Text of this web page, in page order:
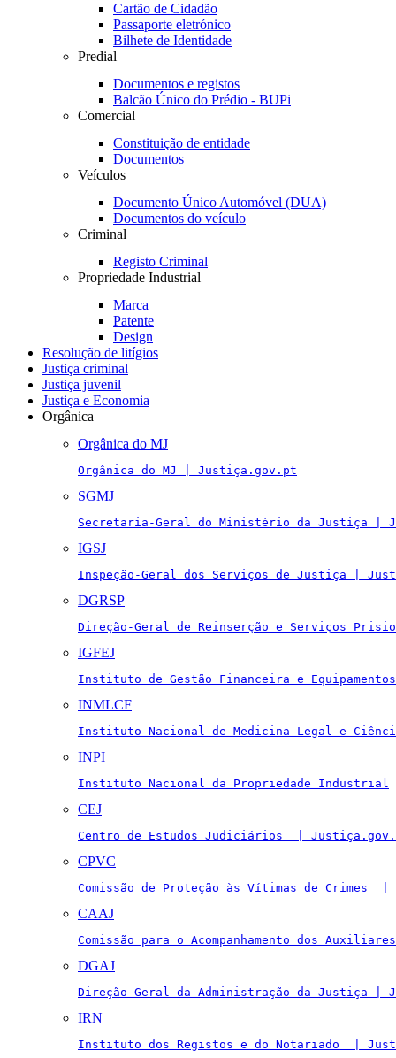
Cartão de Cidadão
Passaporte eletrónico
Bilhete de Identidade
Predial
Documentos e registos
Balcão Único do Prédio - BUPi
Comercial
Constituição de entidade
Documentos
Veículos
Documento Único Automóvel (DUA)
Documentos do veículo
Criminal
Registo Criminal
Propriedade Industrial
Marca
Patente
Design
Resolução de litígios
Justiça criminal
Justiça juvenil
Justiça e Economia
Orgânica
Orgânica do MJ
Orgânica do MJ | Justiça.gov.pt
SGMJ
Secretaria-Geral do Ministério da Justiça |
IGSJ
Inspeção-Geral dos Serviços de Justiça |
DGRSP
Direção-Geral de Reinserção e Serviços
IGFEJ
Instituto de Gestão Financeira e
INMLCF
Instituto Nacional de Medicina Legal e
INPI
Instituto Nacional da Propriedade Industrial
CEJ
Centro de Estudos Judiciários  |
CPVC
Comissão de Proteção às Vítimas de Crimes
CAAJ
Comissão para o Acompanhamento dos
DGAJ
Direção-Geral da Administração da Justiça |
IRN
Instituto dos Registos e do Notariado  |